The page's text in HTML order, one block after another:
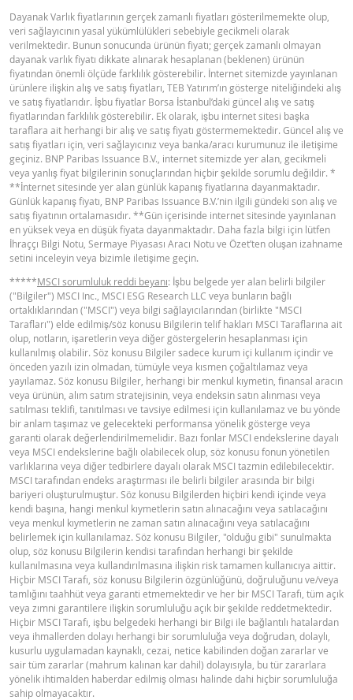
BNPP SPK ONAYLI OZET (12 MAYIS
2026 IHRACI)
BNPP SPK ONAYLI SERMAYE PIYASASI
ARACI NOTU (12 MAYIS 2026 IHRACI) 1
BNPP SPK ONAYLI SERMAYE PIYASASI
ARACI NOTU (12 MAYIS 2026 IHRACI) 2
PDF
FIYAT BILGISI
Latest Product Quotes
Gösterge fiyat hesaplanamadı.
Dayanak Varlık fiyatlarının gerçek zamanlı fiyatları gösterilmemekte olup,
veri sağlayıcının yasal yükümlülükleri sebebiyle gecikmeli olarak
verilmektedir. Bunun sonucunda ürünün fiyatı; gerçek zamanlı olmayan
dayanak varlık fiyatı dikkate alınarak hesaplanan (beklenen) ürünün
fiyatından önemli ölçüde farklılık gösterebilir. İnternet sitemizde yayınlanan
ürünlere ilişkin alış ve satış fiyatları, TEB Yatırım’ın gösterge niteliğindeki alış
ve satış fiyatlarıdır. İşbu fiyatlar Borsa İstanbul’daki güncel alış ve satış
fiyatlarından farklılık gösterebilir. Ek olarak, işbu internet sitesi başka
taraflara ait herhangi bir alış ve satış fiyatı göstermemektedir. Güncel alış ve
satış fiyatları için, veri sağlayıcınız veya banka/aracı kurumunuz ile iletişime
geçiniz. BNP Paribas Issuance B.V., internet sitemizde yer alan, gecikmeli
veya yanlış fiyat bilgilerinin sonuçlarından hiçbir şekilde sorumlu değildir. *
**İnternet sitesinde yer alan günlük kapanış fiyatlarına dayanmaktadır.
Günlük kapanış fiyatı, BNP Paribas Issuance B.V.’nin ilgili gündeki son alış ve
satış fiyatının ortalamasıdır. **Gün içerisinde internet sitesinde yayınlanan
en yüksek veya en düşük fiyata dayanmaktadır. Daha fazla bilgi için lütfen
İhraççı Bilgi Notu, Sermaye Piyasası Aracı Notu ve Özet’ten oluşan izahname
setini inceleyin veya bizimle iletişime geçin.
*****MSCI sorumluluk reddi beyanı: İşbu belgede yer alan belirli bilgiler
("Bilgiler") MSCI Inc., MSCI ESG Research LLC veya bunların bağlı
ortaklıklarından ("MSCI") veya bilgi sağlayıcılarından (birlikte "MSCI
Tarafları") elde edilmiş/söz konusu Bilgilerin telif hakları MSCI Taraflarına ait
olup, notların, işaretlerin veya diğer göstergelerin hesaplanması için
kullanılmış olabilir. Söz konusu Bilgiler sadece kurum içi kullanım içindir ve
önceden yazılı izin olmadan, tümüyle veya kısmen çoğaltılamaz veya
yayılamaz. Söz konusu Bilgiler, herhangi bir menkul kıymetin, finansal aracın
veya ürünün, alım satım stratejisinin, veya endeksin satın alınması veya
satılması teklifi, tanıtılması ve tavsiye edilmesi için kullanılamaz ve bu yönde
bir anlam taşımaz ve gelecekteki performansa yönelik gösterge veya
garanti olarak değerlendirilmemelidir. Bazı fonlar MSCI endekslerine dayalı
veya MSCI endekslerine bağlı olabilecek olup, söz konusu fonun yönetilen
varlıklarına veya diğer tedbirlere dayalı olarak MSCI tazmin edilebilecektir.
MSCI tarafından endeks araştırması ile belirli bilgiler arasında bir bilgi
bariyeri oluşturulmuştur. Söz konusu Bilgilerden hiçbiri kendi içinde veya
kendi başına, hangi menkul kıymetlerin satın alınacağını veya satılacağını
veya menkul kıymetlerin ne zaman satın alınacağını veya satılacağını
belirlemek için kullanılamaz. Söz konusu Bilgiler, "olduğu gibi" sunulmakta
olup, söz konusu Bilgilerin kendisi tarafından herhangi bir şekilde
kullanılmasına veya kullandırılmasına ilişkin risk tamamen kullanıcıya aittir.
Hiçbir MSCI Tarafı, söz konusu Bilgilerin özgünlüğünü, doğruluğunu ve/veya
tamlığını taahhüt veya garanti etmemektedir ve her bir MSCI Tarafı, tüm açık
veya zımni garantilere ilişkin sorumluluğu açık bir şekilde reddetmektedir.
Hiçbir MSCI Tarafı, işbu belgedeki herhangi bir Bilgi ile bağlantılı hatalardan
veya ihmallerden dolayı herhangi bir sorumluluğa veya doğrudan, dolaylı,
kusurlu uygulamadan kaynaklı, cezai, netice kabilinden doğan zararlar ve
sair tüm zararlar (mahrum kalınan kar dahil) dolayısıyla, bu tür zararlara
yönelik ihtimalden haberdar edilmiş olması halinde dahi hiçbir sorumluluğa
sahip olmayacaktır.